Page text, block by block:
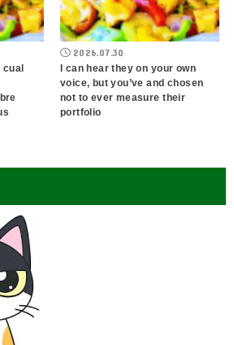
2026.07.30
I can hear they on your own
voice, but you’ve and chosen
not to ever measure their
portfolio